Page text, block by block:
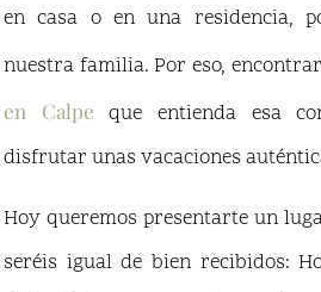
en casa o en una residencia,
nuestra familia. Por eso,
en Calpe que entienda esa
disfrutar unas vacaciones
Hoy queremos presentarte un
seréis igual de bien recibidos: